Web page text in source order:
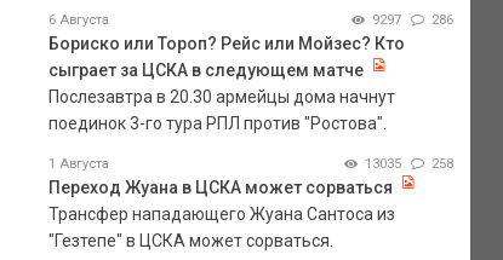
6 Августа 9297 286
Бориско или Тороп? Рейс или Мойзес? Кто
сыграет за ЦСКА в следующем матче
Послезавтра в 20.30 армейцы дома начнут
поединок 3-го тура РПЛ против "Ростова".
1 Августа 13035 258
Переход Жуана в ЦСКА может сорваться
Трансфер нападающего Жуана Сантоса из
"Гезтепе" в ЦСКА может сорваться.